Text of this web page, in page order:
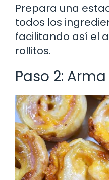
Prepara una
todos los
facilitando así el
rollitos.
Paso 2: